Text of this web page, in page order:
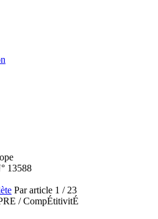
13588
Par article 1 / 23
/ CompÉtitivitÉ